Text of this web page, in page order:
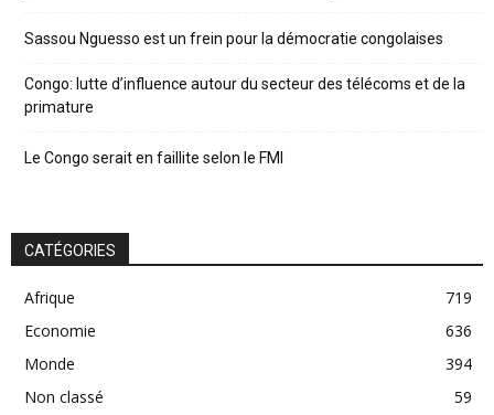
Sassou Nguesso est un frein pour la démocratie congolaises
Congo: lutte d’influence autour du secteur des télécoms et de la
primature
Le Congo serait en faillite selon le FMI
CATÉGORIES
Afrique
719
Economie
636
Monde
394
Non classé
59